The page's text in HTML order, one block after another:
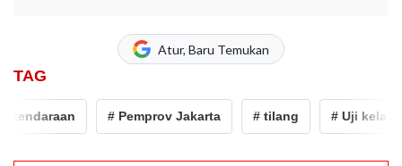
Atur, Baru Temukan
TAG
# Pemprov Jakarta # tilang # Uji kelayakan